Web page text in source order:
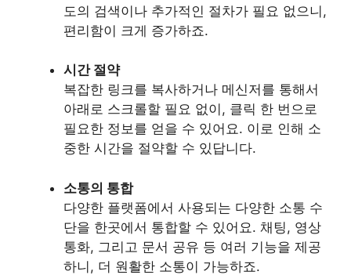
도의 검색이나 추가적인 절차가 필요 없으니,
편리함이 크게 증가하죠.
시간 절약
복잡한 링크를 복사하거나 메신저를 통해서
아래로 스크롤할 필요 없이, 클릭 한 번으로
필요한 정보를 얻을 수 있어요. 이로 인해 소
중한 시간을 절약할 수 있답니다.
소통의 통합
다양한 플랫폼에서 사용되는 다양한 소통 수
단을 한곳에서 통합할 수 있어요. 채팅, 영상
통화, 그리고 문서 공유 등 여러 기능을 제공
하니, 더 원활한 소통이 가능하죠.